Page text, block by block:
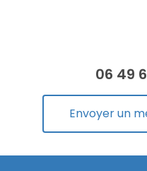
06 49
Envoyer un